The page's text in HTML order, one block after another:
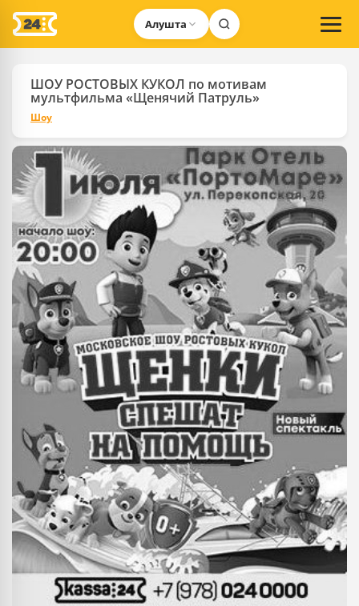
Алушта
ШОУ РОСТОВЫХ КУКОЛ по мотивам
мультфильма «Щенячий Патруль»
Шоу